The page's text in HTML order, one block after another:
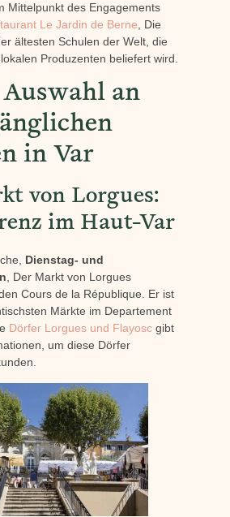
Mittelpunkt des Engagements
Le Jardin de Berne , Die
ältesten Schulen der Welt, die
Produzenten beliefert wird.
Auswahl an
in Var
von Lorgues:
im Haut-Var
Dienstag- und
, Der Markt von Lorgues
Cours de la République. Er ist
Märkte im Departement
Dörfer Lorgues und Flayoscgibt
um diese Dörfer